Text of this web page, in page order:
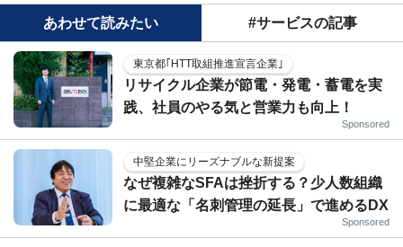
あわせて読みたい #サービスの記事
東京都｢HTT取組推進宣言企業｣
リサイクル企業が節電・発電・蓄電を実
践、社員のやる気と営業力も向上！
Sponsored
中堅企業にリーズナブルな新提案
なぜ複雑なSFAは挫折する？少人数組織
に最適な「名刺管理の延長」で進めるDX
Sponsored